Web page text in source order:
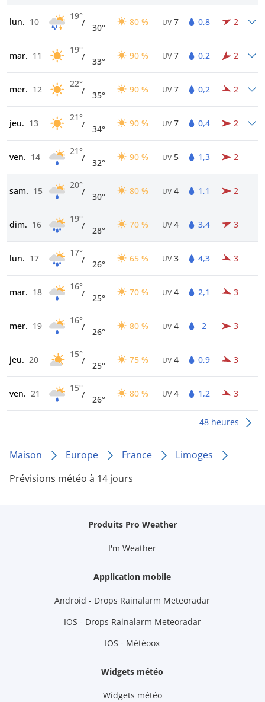
lun. 10
19°
/ 30°
80 % UV 7 0,8 2
mar. 11
19°
/ 33°
90 % UV 7 0,2 2
mer. 12
22°
/ 35°
90 % UV 7 0,2 2
jeu. 13
21°
/ 34°
90 % UV 7 0,4 2
ven. 14
21°
/ 32°
90 % UV 5 1,3 2
sam. 15
20°
/ 30°
80 % UV 4 1,1 2
dim. 16
19°
/ 28°
70 % UV 4 3,4 3
lun. 17
17°
/ 26°
65 % UV 3 4,3 3
mar. 18
16°
/ 25°
70 % UV 4 2,1 3
mer. 19
16°
/ 26°
80 % UV 4 2 3
jeu. 20
15°
/ 25°
75 % UV 4 0,9 3
ven. 21
15°
/ 26°
80 % UV 4 1,2 3
48 heures
Maison Europe France
Limoges
Prévisions météo à 14 jours
Produits Pro Weather
I'm Weather
Application mobile
Android - Drops Rainalarm Meteoradar
IOS - Drops Rainalarm Meteoradar
IOS - Météoox
Widgets météo
Widgets météo